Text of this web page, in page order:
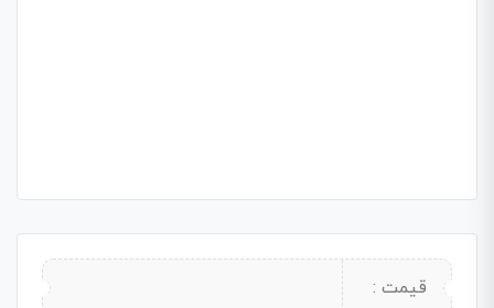
قیمت :